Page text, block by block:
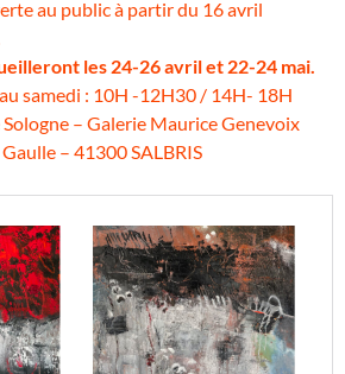
au public à partir du 16 avril
les 24-26 avril et 22-24 mai.
samedi : 10H -12H30 / 14H- 18H
– Galerie Maurice Genevoix
– 41300 SALBRIS